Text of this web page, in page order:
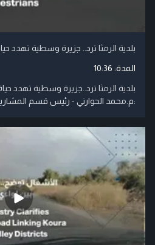
بلدية الرمثا ترد.. جزيرة وسطية تهدد
المدة: 10:36
بلدية الرمثا ترد..جزيرة وسطية تهدد
:م.محمد الحوارني - رئيس قسم